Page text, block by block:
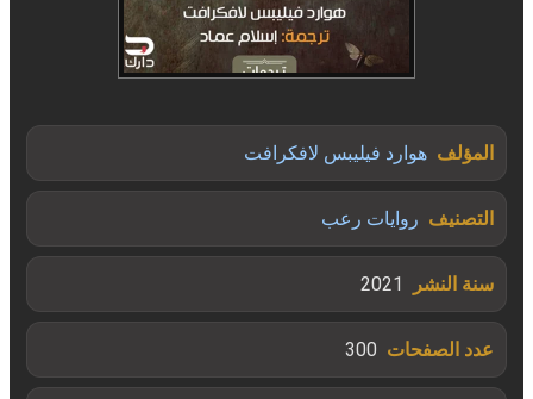
المؤلف هوارد فيليبس لافكرافت
التصنيف روايات رعب
سنة النشر 2021
عدد الصفحات 300